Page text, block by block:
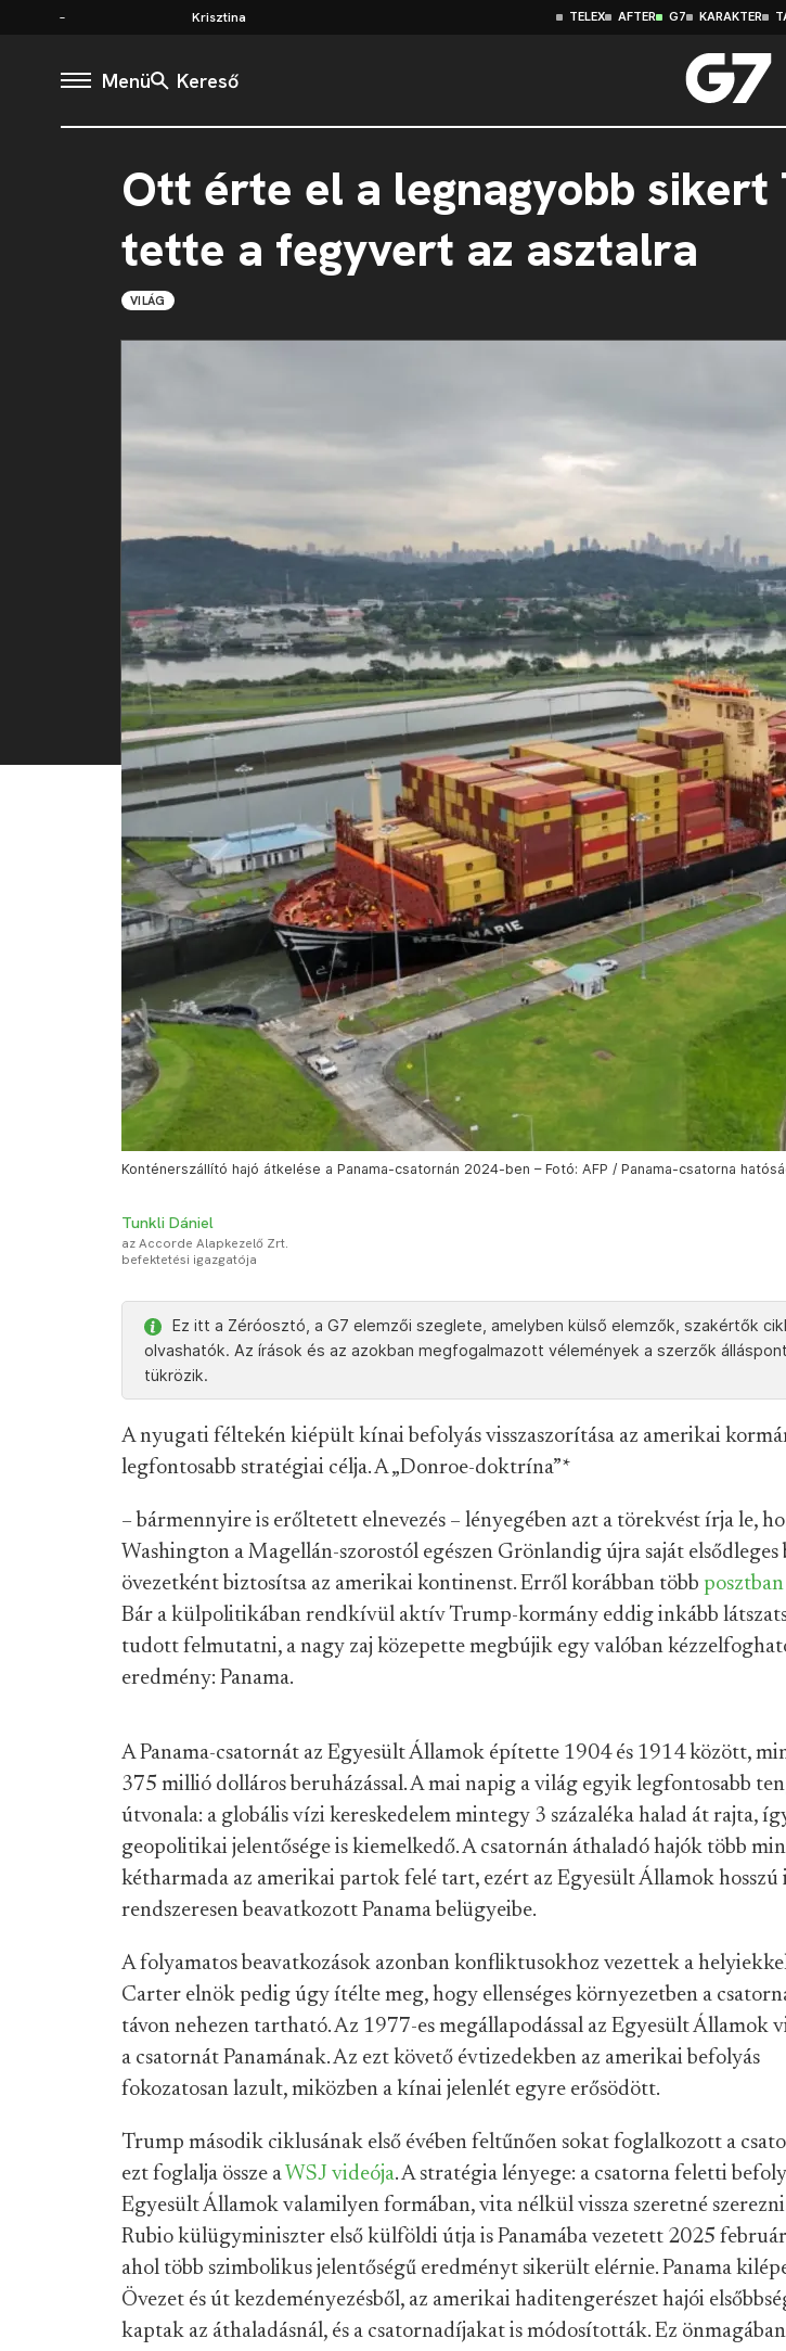
Krisztina TELEX AFTER G7 KARAKTER
Menü Kereső
Ott érte el a legnagyobb sikert
tette a fegyvert az asztalra
VILÁG
Konténerszállító hajó átkelése a Panama-csatornán 2024-ben – Fotó: AFP / Panama-csatorna
Tunkli Dániel
az Accorde Alapkezelő Zrt.
befektetési igazgatója
Ez itt a Zéróosztó, a G7 elemzői szeglete, amelyben külső elemzők, szakértők
olvashatók. Az írások és az azokban megfogalmazott vélemények a szerzők
tükrözik.
A nyugati féltekén kiépült kínai befolyás visszaszorítása az amerikai
legfontosabb stratégiai célja. A „Donroe-doktrína”*
– bármennyire is erőltetett elnevezés – lényegében azt a törekvést írja le,
Washington a Magellán-szorostól egészen Grönlandig újra saját elsődleges
övezetként biztosítsa az amerikai kontinenst. Erről korábban több posztban
Bár a külpolitikában rendkívül aktív Trump-kormány eddig inkább
tudott felmutatni, a nagy zaj közepette megbújik egy valóban
eredmény: Panama.
A Panama-csatornát az Egyesült Államok építette 1904 és 1914 között,
375 millió dolláros beruházással. A mai napig a világ egyik legfontosabb
útvonala: a globális vízi kereskedelem mintegy 3 százaléka halad át rajta,
geopolitikai jelentősége is kiemelkedő. A csatornán áthaladó hajók több
kétharmada az amerikai partok felé tart, ezért az Egyesült Államok hosszú
rendszeresen beavatkozott Panama belügyeibe.
A folyamatos beavatkozások azonban konfliktusokhoz vezettek a
Carter elnök pedig úgy ítélte meg, hogy ellenséges környezetben a
távon nehezen tartható. Az 1977-es megállapodással az Egyesült Államok
a csatornát Panamának. Az ezt követő évtizedekben az amerikai befolyás
fokozatosan lazult, miközben a kínai jelenlét egyre erősödött.
Trump második ciklusának első évében feltűnően sokat foglalkozott a
ezt foglalja össze a WSJ videója. A stratégia lényege: a csatorna feletti
Egyesült Államok valamilyen formában, vita nélkül vissza szeretné
Rubio külügyminiszter első külföldi útja is Panamába vezetett 2025
ahol több szimbolikus jelentőségű eredményt sikerült elérnie. Panama
Övezet és út kezdeményezésből, az amerikai haditengerészet hajói
kaptak az áthaladásnál, és a csatornadíjakat is módosították. Ez